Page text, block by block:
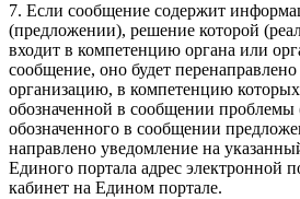
7. Если сообщение содержит
(предложении), решение которой
входит в компетенцию органа или
сообщение, оно будет
организацию, в компетенцию
обозначенной в сообщении проблемы
обозначенного в сообщении
направлено уведомление на
Единого портала адрес
кабинет на Едином портале.